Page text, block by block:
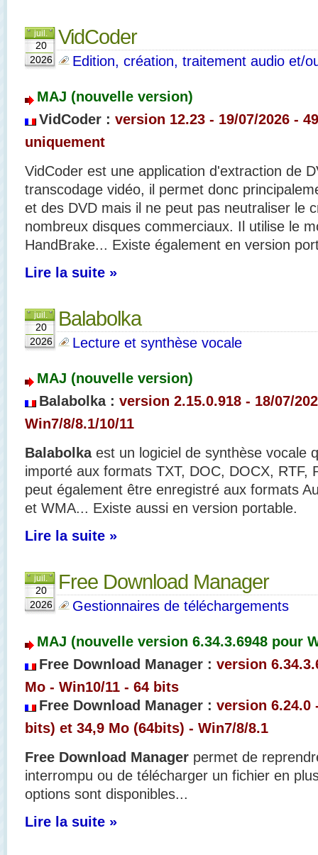
juil.
20
2026
VidCoder
Edition, création, traitement audio et/
MAJ (nouvelle version)
VidCoder : version 12.23 - 19/07/2026 -
uniquement
VidCoder est une application d'extraction de
transcodage vidéo, il permet donc
et des DVD mais il ne peut pas neutraliser le
nombreux disques commerciaux. Il utilise le
HandBrake... Existe également en version
Lire la suite »
juil.
20
2026
Balabolka
Lecture et synthèse vocale
MAJ (nouvelle version)
Balabolka : version 2.15.0.918 - 18/07/
Win7/8/8.1/10/11
Balabolka est un logiciel de synthèse vocale
importé aux formats TXT, DOC, DOCX, RTF,
peut également être enregistré aux formats
et WMA... Existe aussi en version portable.
Lire la suite »
juil.
20
2026
Free Download Manager
Gestionnaires de téléchargements
MAJ (nouvelle version 6.34.3.6948 pour
Free Download Manager : version
Mo - Win10/11 - 64 bits
Free Download Manager : version 6.24.0
bits) et 34,9 Mo (64bits) - Win7/8/8.1
Free Download Manager permet de
interrompu ou de télécharger un fichier en
options sont disponibles...
Lire la suite »